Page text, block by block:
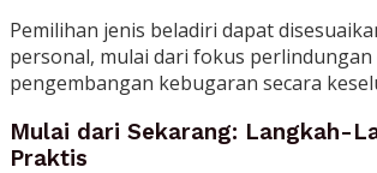
Pemilihan jenis beladiri dapat
personal, mulai dari fokus
pengembangan kebugaran secara
Mulai dari Sekarang: Langkah-
Praktis